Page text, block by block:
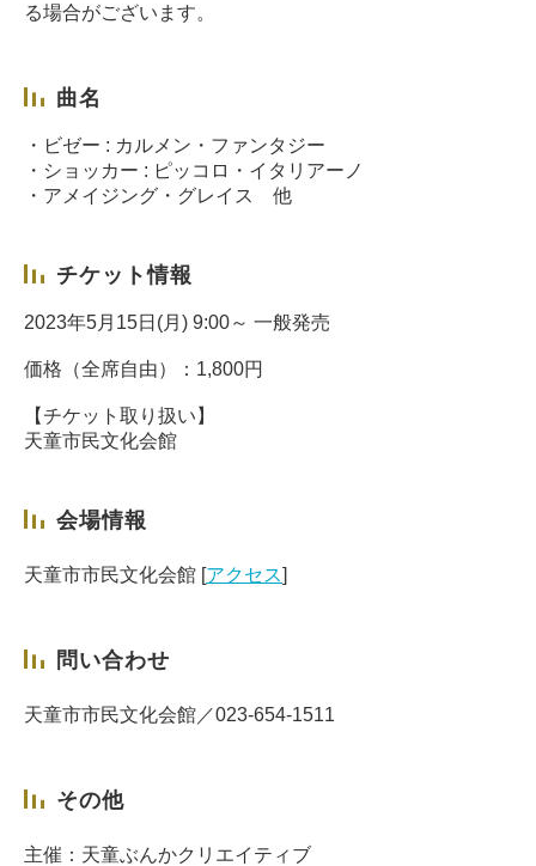
る場合がございます。
曲名
・ビゼー : カルメン・ファンタジー
・ショッカー : ピッコロ・イタリアーノ
・アメイジング・グレイス 他
チケット情報
2023年5月15日(月) 9:00～ 一般発売
価格（全席自由）：1,800円
【チケット取り扱い】
天童市民文化会館
会場情報
天童市市民文化会館 [アクセス]
問い合わせ
天童市市民文化会館／023-654-1511
その他
主催：天童ぶんかクリエイティブ